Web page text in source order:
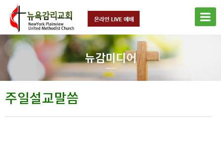
뉴감미디어
주일설교말씀